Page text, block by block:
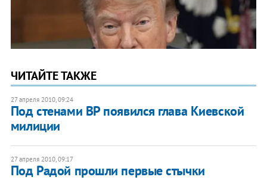
ЧИТАЙТЕ ТАКЖЕ
27 апреля 2010, 09:24
Под стенами ВР появился глава Киевской
милиции
27 апреля 2010, 09:17
Под Радой прошли первые стычки